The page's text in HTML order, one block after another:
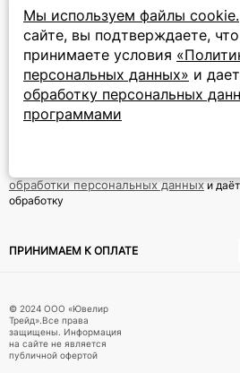
Мы используем файлы cookie.
сайте, вы подтверждаете,
принимаете условия
персональных данных» и
обработку персональных
программами
8 (800) 777-72-69
прием звонков: круглосуточно
ПОДПИСКА НА РАССЫЛКУ
обработки персональных данныхи
обработку
ПРИНИМАЕМ К ОПЛАТЕ
© 2024 ООО «Ювелир
Трейд».Все права
защищены. Информация
на сайте не является
публичной офертой